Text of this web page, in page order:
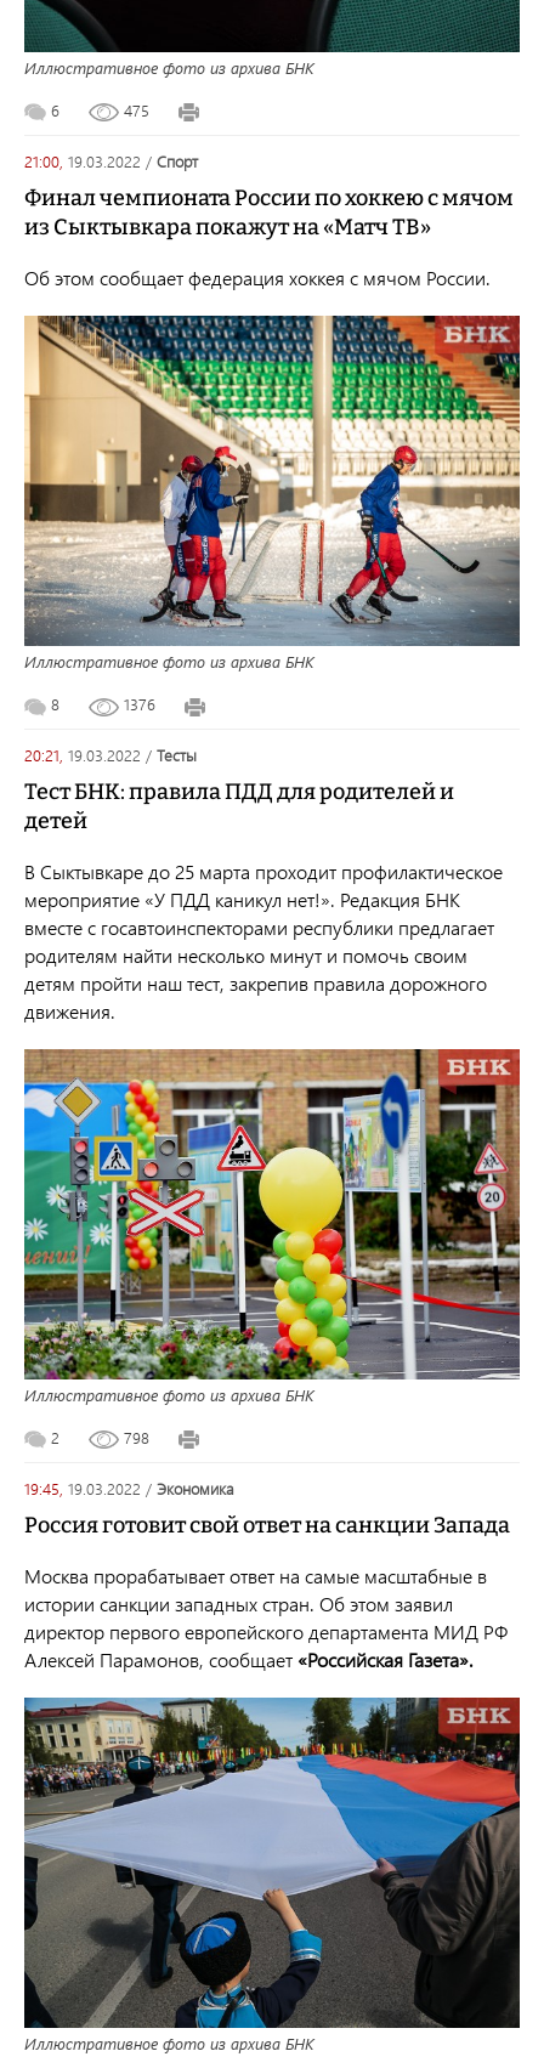
Иллюстративное фото из архива БНК
6 475
21:00, 19.03.2022 / спорт
Финал чемпионата России по хоккею с мячом
из Сыктывкара покажут на «Матч ТВ»
Об этом сообщает федерация хоккея с мячом России.
Иллюстративное фото из архива БНК
8 1376
20:21, 19.03.2022 / тесты
Тест БНК: правила ПДД для родителей и
детей
В Сыктывкаре до 25 марта проходит профилактическое
мероприятие «У ПДД каникул нет!». Редакция БНК
вместе с госавтоинспекторами республики предлагает
родителям найти несколько минут и помочь своим
детям пройти наш тест, закрепив правила дорожного
движения.
Иллюстративное фото из архива БНК
2 798
19:45, 19.03.2022 / экономика
Россия готовит свой ответ на санкции Запада
Москва прорабатывает ответ на самые масштабные в
истории санкции западных стран. Об этом заявил
директор первого европейского департамента МИД РФ
Алексей Парамонов, сообщает «Российская Газета».
Иллюстративное фото из архива БНК